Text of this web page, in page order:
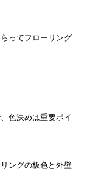
ってフローリング
色決めは重要ポイ
ングの板色と外壁